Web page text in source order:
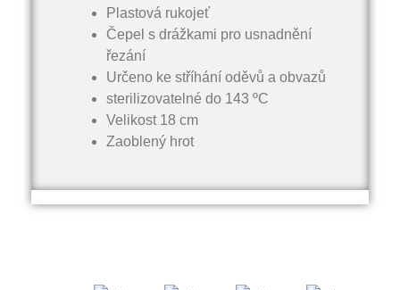
Plastová rukojeť
Čepel s drážkami pro usnadnění
řezání
Určeno ke stříhání oděvů a obvazů
sterilizovatelné do 143 ºC
Velikost 18 cm
Zaoblený hrot